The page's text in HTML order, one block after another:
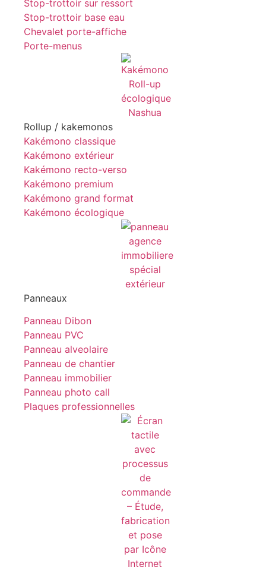
Stop-trottoir sur ressort
Stop-trottoir base eau
Chevalet porte-affiche
Porte-menus
Rollup / kakemonos
Kakémono classique
Kakémono extérieur
Kakémono recto-verso
Kakémono premium
Kakémono grand format
Kakémono écologique
Panneaux
Panneau Dibon
Panneau PVC
Panneau alveolaire
Panneau de chantier
Panneau immobilier
Panneau photo call
Plaques professionnelles